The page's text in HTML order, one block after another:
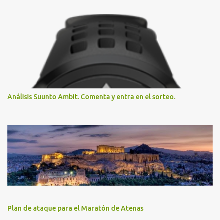
Análisis Suunto Ambit. Comenta y entra en el sorteo.
Plan de ataque para el Maratón de Atenas